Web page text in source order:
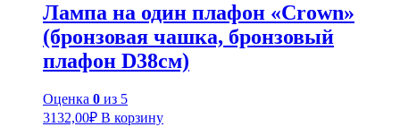
Лампа на один плафон «Crown»
(бронзовая чашка, бронзовый
плафон D38см)
Оценка 0 из 5
3132,00₽ В корзину